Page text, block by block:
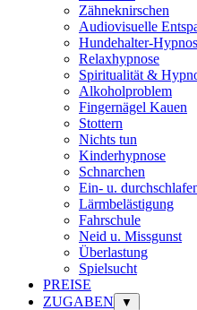
Zähneknirschen
Audiovisuelle
Hundehalter-
Relaxhypnose
Spiritualität &
Alkoholproblem
Fingernägel Kauen
Stottern
Nichts tun
Kinderhypnose
Schnarchen
Ein- u.
Lärmbelästigung
Fahrschule
Neid u. Missgunst
Überlastung
Spielsucht
PREISE
ZUGABEN
▼